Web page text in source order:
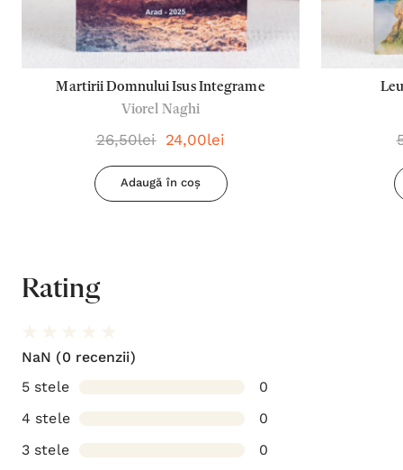
Martirii Domnului Isus Integrame
Viorel Naghi
26,50lei 24,00lei
Adaugă în coș
Rating
NaN (0 recenzii)
5 stele
0
4 stele
0
3 stele
0